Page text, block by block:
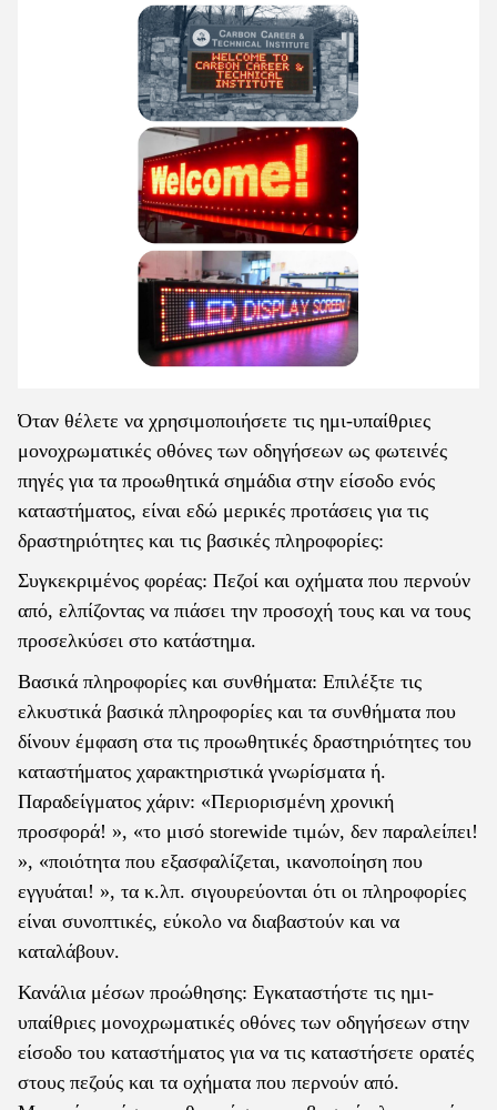
Όταν θέλετε να χρησιμοποιήσετε τις ημι-υπαίθριες
μονοχρωματικές οθόνες των οδηγήσεων ως φωτεινές
πηγές για τα προωθητικά σημάδια στην είσοδο ενός
καταστήματος, είναι εδώ μερικές προτάσεις για τις
δραστηριότητες και τις βασικές πληροφορίες:
Συγκεκριμένος φορέας: Πεζοί και οχήματα που περνούν
από, ελπίζοντας να πιάσει την προσοχή τους και να τους
προσελκύσει στο κατάστημα.
Βασικά πληροφορίες και συνθήματα: Επιλέξτε τις
ελκυστικά βασικά πληροφορίες και τα συνθήματα που
δίνουν έμφαση στα τις προωθητικές δραστηριότητες του
καταστήματος χαρακτηριστικά γνωρίσματα ή.
Παραδείγματος χάριν: «Περιορισμένη χρονική
προσφορά! », «το μισό storewide τιμών, δεν παραλείπει!
», «ποιότητα που εξασφαλίζεται, ικανοποίηση που
εγγυάται! », τα κ.λπ. σιγουρεύονται ότι οι πληροφορίες
είναι συνοπτικές, εύκολο να διαβαστούν και να
καταλάβουν.
Κανάλια μέσων προώθησης: Εγκαταστήστε τις ημι-
υπαίθριες μονοχρωματικές οθόνες των οδηγήσεων στην
είσοδο του καταστήματος για να τις καταστήσετε ορατές
στους πεζούς και τα οχήματα που περνούν από.